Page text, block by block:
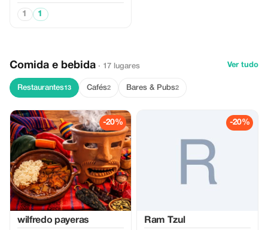
1 1
Comida e bebida · 17 lugares Ver tudo
Restaurantes13 Cafés2 Bares & Pubs2
-20%
wilfredo payeras
-20%
Ram Tzul